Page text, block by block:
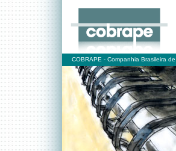
COBRAPE - Companhia Brasileira